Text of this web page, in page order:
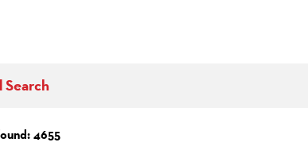
Search
4655